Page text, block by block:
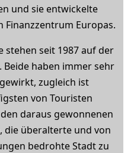
und sie entwickelte
Finanzzentrum Europas.
stehen seit 1987 auf der
haben immer sehr
zugleich ist
von Touristen
daraus gewonnenen
die überalterte und von
bedrohte Stadt zu